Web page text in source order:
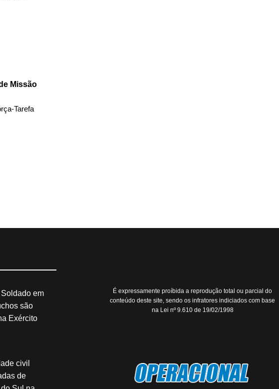
Missão
Tarefa
em
são
Exército
civil
de
É expressamente proíbida a reprodução total ou parcial do
conteúdo deste site, sendo os infratores indiciados com base
na Lei nº 9.610 de 19/02/1998